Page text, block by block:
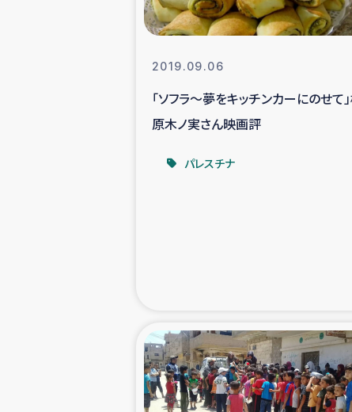
ガザ
国内避難民への
タイ国境ミャ
海外ルー
石巻市街
2019.09.06
「ソフラ～夢をキッチンカーにのせて
原木ノ実さん映画評
パレスチナ